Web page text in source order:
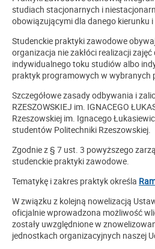
studiach stacjonarnych i
obowiązującymi dla danego kierunku
Studenckie praktyki zawodowe
organizacja nie zakłóci realizacji
indywidualnego toku studiów albo
praktyk programowych w wybranych
Szczegółowe zasady odbywania i
RZESZOWSKIEJ im. IGNACEGO
Rzeszowskiej im. Ignacego
studentów Politechniki Rzeszowskiej.
Zgodnie z § 7 ust. 3 powyższego
studenckie praktyki zawodowe.
Tematykę i zakres praktyk określa
W związku z kolejną nowelizacją
oficjalnie wprowadzona możliwość
zostały uwzględnione w
jednostkach organizacyjnych naszej